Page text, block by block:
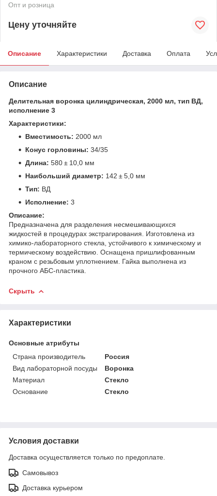
Опт и розница
Цену уточняйте
Описание Характеристики Доставка Оплата
Описание
Делительная воронка цилиндрическая, 2000 мл, тип ВД,
исполнение 3
Характеристики:
Вместимость: 2000 мл
Конус горловины: 34/35
Длина: 580 ± 10,0 мм
Наибольший диаметр: 142 ± 5,0 мм
Тип: ВД
Исполнение: 3
Описание:
Предназначена для разделения несмешивающихся
жидкостей в процедурах экстрагирования. Изготовлена из
химико-лабораторного стекла, устойчивого к химическому и
термическому воздействию. Оснащена пришлифованным
краном с резьбовым уплотнением. Гайка выполнена из
прочного АБС-пластика.
Скрыть
Характеристики
Основные атрибуты
Страна производитель
Россия
Вид лабораторной посуды
Воронка
Материал
Стекло
Основание
Стекло
Условия доставки
Доставка осуществляется только по предоплате.
Самовывоз
Доставка курьером